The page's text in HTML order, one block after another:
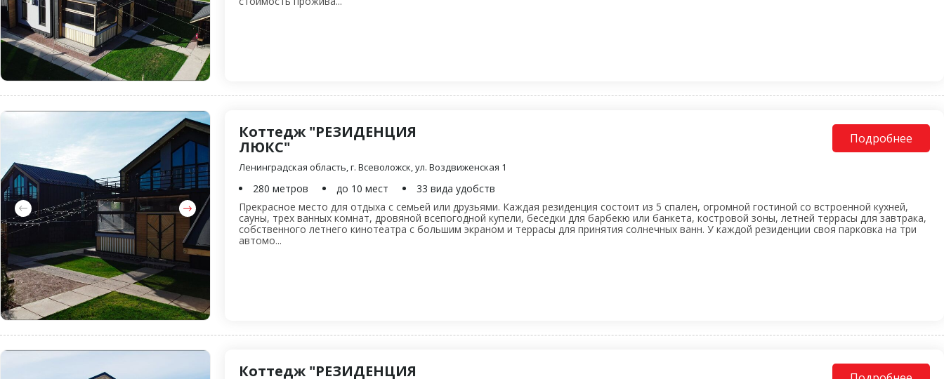
Коттедж "РЕЗИДЕНЦИЯ
ЛЮКС"
Ленинградская область, г. Всеволожск, ул. Воздвиженская 1
280 метров до 10 мест
33 вида удобств
Прекрасное место для отдыха с семьей или друзьями. Каждая резиденция состоит из 5 спален, огромной гостиной со встроенной кухней,
сауны, трех ванных комнат, дровяной всепогодной купели, беседки для барбекю или банкета, костровой зоны, летней террасы для завтрака,
собственного летнего кинотеатра с большим экраном и террасы для принятия солнечных ванн. У каждой резиденции своя парковка на три
автомо...
Подробнее
Коттедж "РЕЗИДЕНЦИЯ